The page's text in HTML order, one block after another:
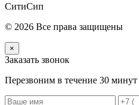
СитиСип
© 2026 Все права защищены
×
Заказать звонок
Перезвоним в течение 30 минут